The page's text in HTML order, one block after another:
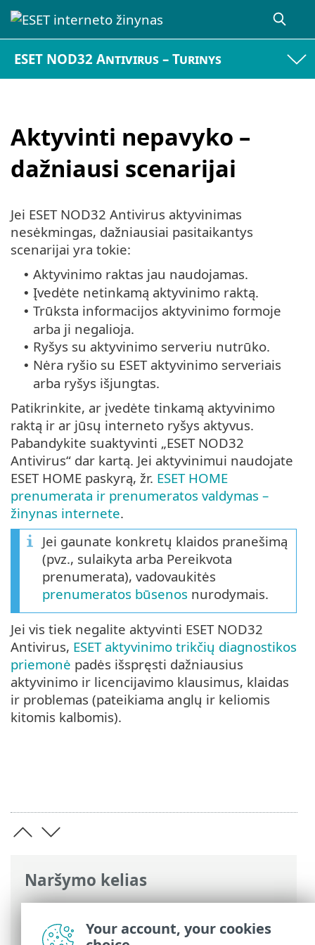
ESET NOD32 Antivirus – Turinys
Aktyvinti nepavyko –
dažniausi scenarijai
Naršymo kelias
ESET interneto žinynas>ESET NOD32
Antivirus
>Produkto aktyvinimas>
Jei ESET NOD32 Antivirus aktyvinimas
nesėkmingas, dažniausiai pasitaikantys
scenarijai yra tokie:
• Aktyvinimo raktas jau naudojamas.
• Įvedėte netinkamą aktyvinimo raktą.
• Trūksta informacijos aktyvinimo formoje
arba ji negalioja.
• Ryšys su aktyvinimo serveriu nutrūko.
• Nėra ryšio su ESET aktyvinimo serveriais
arba ryšys išjungtas.
Patikrinkite, ar įvedėte tinkamą aktyvinimo
raktą ir ar jūsų interneto ryšys aktyvus.
Pabandykite suaktyvinti „ESET NOD32
Antivirus“ dar kartą. Jei aktyvinimui naudojate
ESET HOME paskyrą, žr. ESET HOME
prenumerata ir prenumeratos valdymas –
žinynas internete.
Jei gaunate konkretų klaidos pranešimą
(pvz., sulaikyta arba Pereikvota
prenumerata), vadovaukitės
prenumeratos būsenos nurodymais.
Jei vis tiek negalite aktyvinti ESET NOD32
Antivirus, ESET aktyvinimo trikčių diagnostikos
priemonė padės išspręsti dažniausius
aktyvinimo ir licencijavimo klausimus, klaidas
ir problemas (pateikiama anglų ir keliomis
kitomis kalbomis).
Your account, your cookies